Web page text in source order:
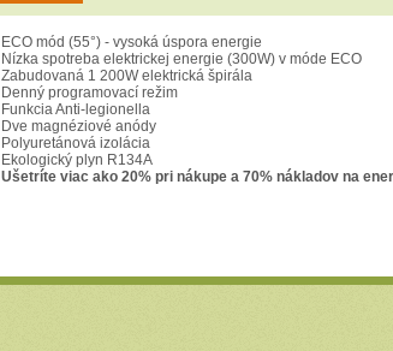
ECO mód (55°) - vysoká úspora energie
Nízka spotreba elektrickej energie (300W) v móde ECO
Zabudovaná 1 200W elektrická špirála
Denný programovací režim
Funkcia Anti-legionella
Dve magnéziové anódy
Polyuretánová izolácia
Ekologický plyn R134A
Ušetríte viac ako 20% pri nákupe a 70% nákladov na